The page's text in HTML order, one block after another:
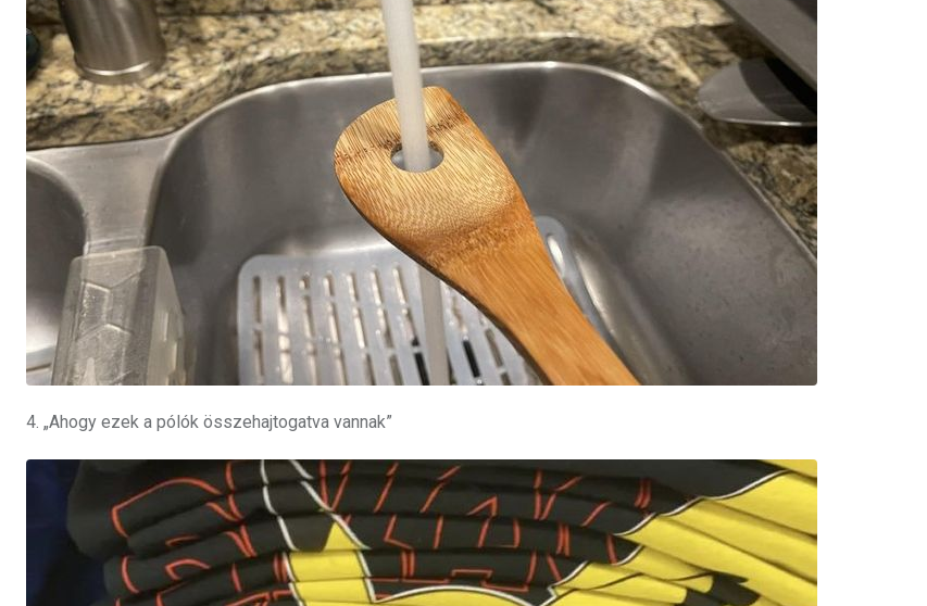
4. „Ahogy ezek a pólók összehajtogatva vannak”